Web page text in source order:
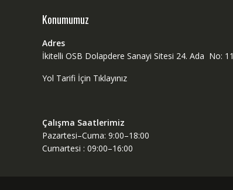
Konumumuz
Adres
İkitelli OSB Dolapdere Sanayi Sitesi 24. Ada No:
Yol Tarifi İçin Tıklayınız
Çalışma Saatlerimiz
Pazartesi–Cuma: 9:00–18:00
Cumartesi : 09:00–16:00